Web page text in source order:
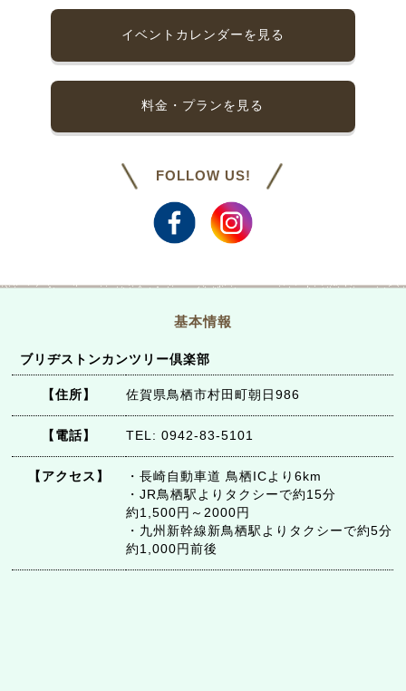
イベントカレンダーを見る
料金・プランを見る
FOLLOW US!
基本情報
ブリヂストンカンツリー倶楽部
【住所】 佐賀県鳥栖市村田町朝日986
【電話】 TEL: 0942-83-5101
【アクセス】
・長崎自動車道 鳥栖ICより6km
・JR鳥栖駅よりタクシーで約15分
約1,500円～2000円
・九州新幹線新鳥栖駅よりタクシーで約5分
約1,000円前後